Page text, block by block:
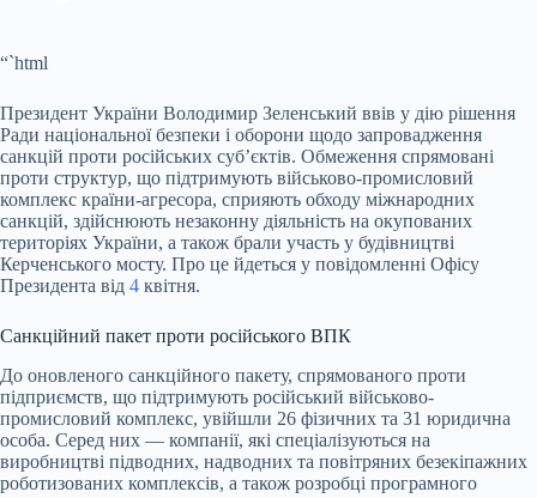
“`html
Президент України Володимир Зеленський ввів у дію рішення
Ради національної безпеки і оборони щодо запровадження
санкцій проти російських суб’єктів. Обмеження спрямовані
проти структур, що підтримують військово-промисловий
комплекс країни-агресора, сприяють обходу міжнародних
санкцій, здійснюють незаконну діяльність на окупованих
територіях України, а також брали участь у будівництві
Керченського мосту. Про це йдеться у повідомленні Офісу
Президента від 4 квітня.
Санкційний пакет проти російського ВПК
До оновленого санкційного пакету, спрямованого проти
підприємств, що підтримують російський військово-
промисловий комплекс, увійшли 26 фізичних та 31 юридична
особа. Серед них — компанії, які спеціалізуються на
виробництві підводних, надводних та повітряних безекіпажних
роботизованих комплексів, а також розробці програмного